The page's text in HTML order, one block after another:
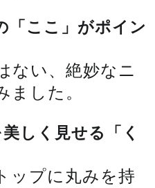
「ここ」がポイン
ない、絶妙なニ
ました。
しく見せる「く
ップに丸みを持